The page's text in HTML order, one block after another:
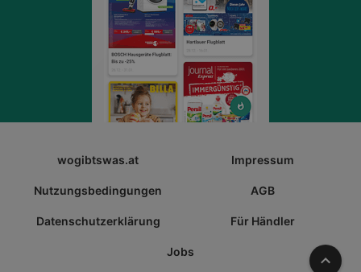
wogibtswas.at Impressum
Nutzungsbedingungen AGB
Datenschutzerklärung Für Händler
Jobs Nach